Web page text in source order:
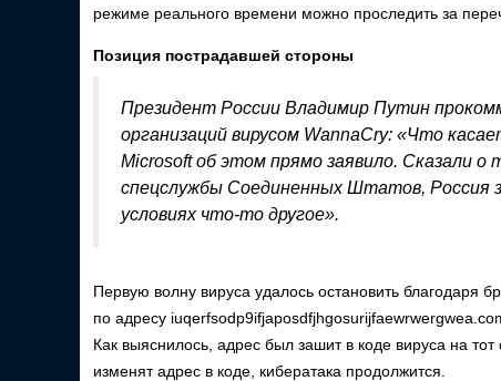
режиме реального времени можно проследить за
Позиция пострадавшей стороны
Президент России Владимир Путин
организаций вирусом WannaCry: «Что
Microsoft об этом прямо заявило. Сказали
спецслужбы Соединенных Штатов, Россия
условиях что-то другое».
Первую волну вируса удалось остановить благодаря
по адресу
Как выяснилось, адрес был зашит в коде вируса на
изменят адрес в коде, кибератака продолжится.